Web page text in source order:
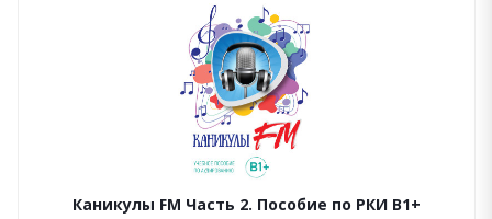
Каникулы FM Часть 2. Пособие по РКИ B1+